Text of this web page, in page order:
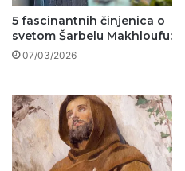
5 fascinantnih činjenica o
svetom Šarbelu Makhloufu:
07/03/2026